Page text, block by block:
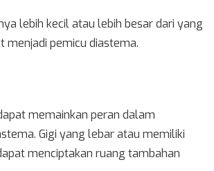
lebih kecil atau lebih besar dari yang
menjadi pemicu diastema.
memainkan peran dalam
Gigi yang lebar atau memiliki
menciptakan ruang tambahan